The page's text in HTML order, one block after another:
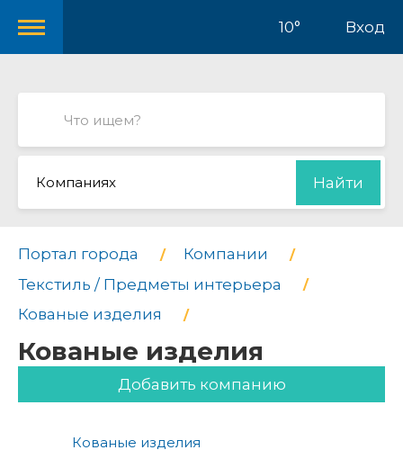
10° Вход
Компаниях Найти
Портал города
Компании
Текстиль / Предметы интерьера
Кованые изделия
Кованые изделия
Добавить компанию
Кованые изделия